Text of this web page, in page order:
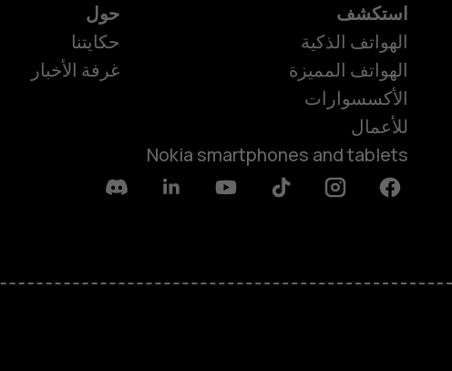
استكشف
الهواتف الذكية
الهواتف المميزة
الأكسسوارات
للأعمال
Nokia smartphones and tablets
حول
حكايتنا
غرفة الأخبار
Facebook
Instagram
Tiktok
Youtube
Linkedin
Discord